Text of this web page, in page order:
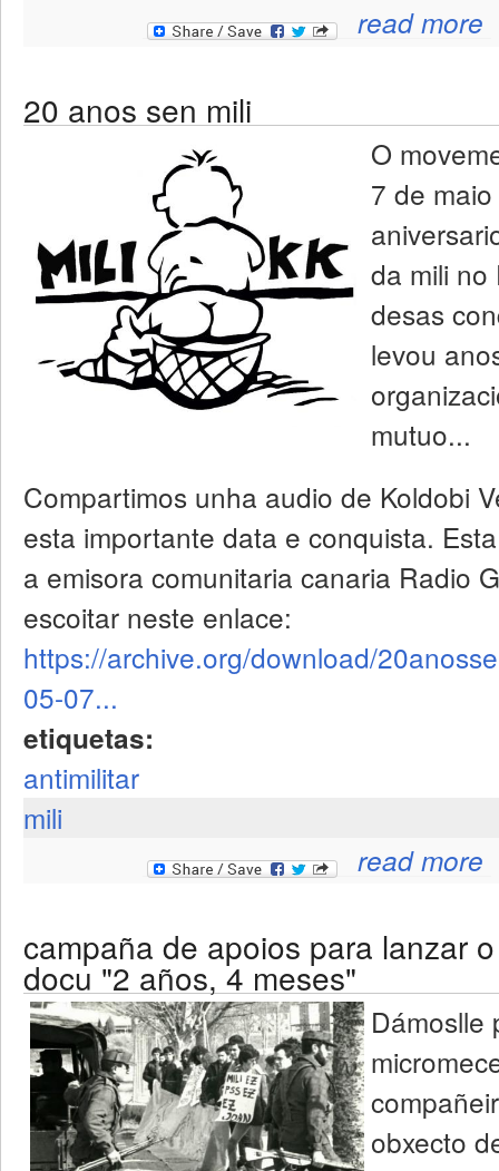
read more
20 anos sen mili
O
7 de
da mili no
desas
levou
mutuo...
Compartimos unha audio de Koldobi
esta importante data e conquista.
a emisora comunitaria canaria Radio
escoitar neste enlace:
https://archive.org/download/
05-07...
etiquetas:
antimilitar
mili
read more
campaña de apoios para lanzar o
docu "2 años, 4 meses"
Dámoslle
obxecto